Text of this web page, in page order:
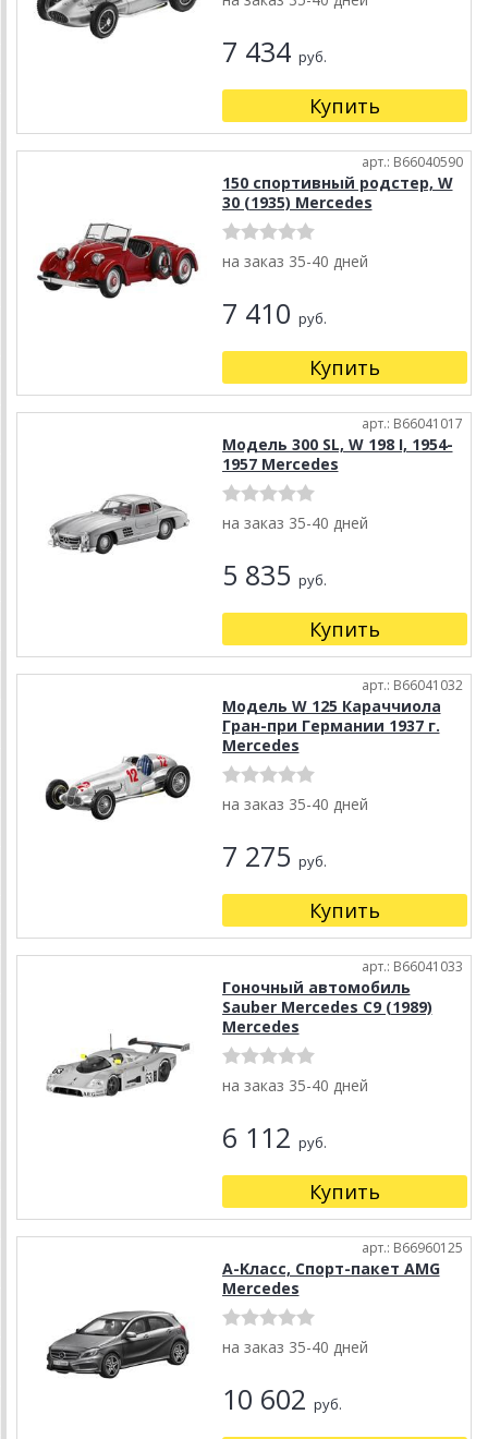
7 434 руб.
Купить
арт.: B66040590
150 спортивный родстер, W
30 (1935) Mercedes
на заказ 35-40 дней
7 410 руб.
Купить
арт.: B66041017
Модель 300 SL, W 198 I, 1954-
1957 Mercedes
на заказ 35-40 дней
5 835 руб.
Купить
арт.: B66041032
Модель W 125 Караччиола
Гран-при Германии 1937 г.
Mercedes
на заказ 35-40 дней
7 275 руб.
Купить
арт.: B66041033
Гоночный автомобиль
Sauber Mercedes C9 (1989)
Mercedes
на заказ 35-40 дней
6 112 руб.
Купить
арт.: B66960125
A-Kласс, Спорт-пакет AMG
Mercedes
на заказ 35-40 дней
10 602 руб.